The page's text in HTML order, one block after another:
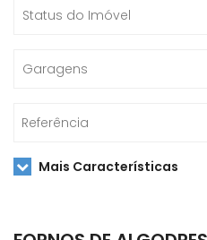
Mais Características